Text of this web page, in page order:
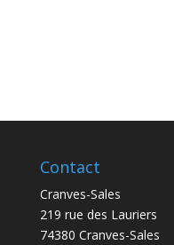
Contact
Cranves-Sales
219 rue des Lauriers
74380 Cranves-Sales